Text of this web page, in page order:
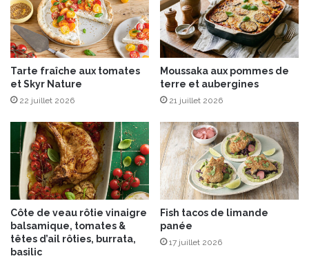
P
o
u
l
e
t
e
m
e
s
f
a
h
é
d
e
'
a
Tarte fraîche aux tomates
et Skyr Nature
22 juillet 2026
Moussaka aux pommes de
terre et aubergines
21 juillet 2026
Côte de veau rôtie vinaigre
balsamique, tomates &
têtes d’ail rôties, burrata,
basilic
Fish tacos de limande
panée
17 juillet 2026